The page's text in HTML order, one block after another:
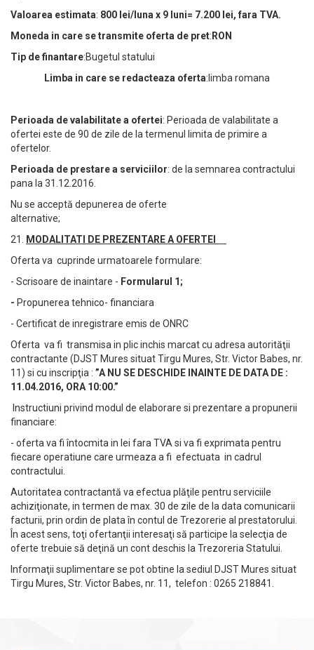
Valoarea estimata: 800 lei/luna x 9 luni= 7.200 lei, fara TVA.
Moneda in care se transmite oferta de pret: RON
Tip de finantare:Bugetul statului
Limba in care se redacteaza oferta:limba romana
Perioada de valabilitate a ofertei: Perioada de valabilitate a
ofertei este de 90 de zile de la termenul limita de primire a
ofertelor.
Perioada de prestare a serviciilor: de la semnarea contractului
pana la 31.12.2016.
Nu se acceptă depunerea de oferte
alternative;
21.
MODALITATI DE PREZENTARE A OFERTEI
Oferta va cuprinde urmatoarele formulare:
- Scrisoare de inaintare - Formularul 1;
- Propunerea tehnico- financiara
- Certificat de inregistrare emis de ONRC
Oferta va fi transmisa in plic inchis marcat cu adresa autorităţii
contractante (DJST Mures situat Tirgu Mures, Str. Victor Babes, nr.
11) si cu inscripţia : ”A NU SE DESCHIDE INAINTE DE DATA DE :
11.04.2016, ORA 10:00.”
Instructiuni privind modul de elaborare si prezentare a propunerii
financiare:
- oferta va fi întocmita in lei fara TVA si va fi exprimata pentru
fiecare operatiune care urmeaza a fi efectuata in cadrul
contractului.
Autoritatea contractantă va efectua plăţile pentru serviciile
achiziţionate, in termen de max. 30 de zile de la data comunicarii
facturii, prin ordin de plata în contul de Trezorerie al prestatorului.
În acest sens, toţi ofertanţii interesaţi să participe la selecţia de
oferte trebuie să deţină un cont deschis la Trezoreria Statului.
Informaţii suplimentare se pot obtine la sediul DJST Mures situat
Tirgu Mures, Str. Victor Babes, nr. 11, telefon : 0265 218841.